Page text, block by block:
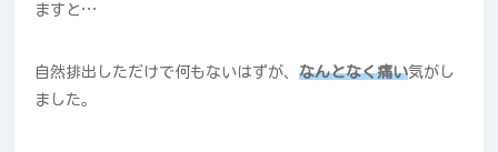
ますと…
自然排出しただけで何もないはずが、なんとなく痛い気がし
ました。